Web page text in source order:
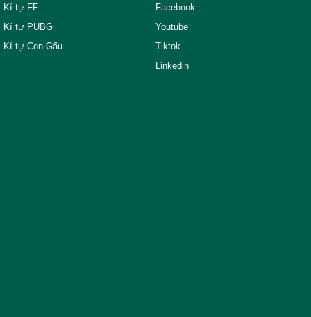
Kí tự FF
Kí tự PUBG
Kí tự Con Gấu
Facebook
Youtube
Tiktok
Linkedin